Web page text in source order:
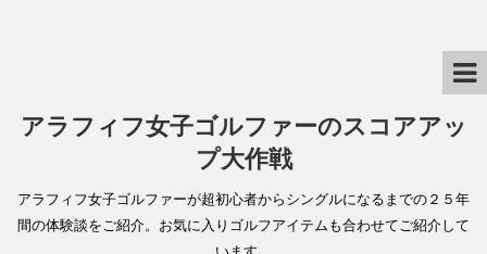
アラフィフ女子ゴルファーのスコアアッ
プ大作戦
アラフィフ女子ゴルファーが超初心者からシングルになるまでの２５年
間の体験談をご紹介。お気に入りゴルフアイテムも合わせてご紹介して